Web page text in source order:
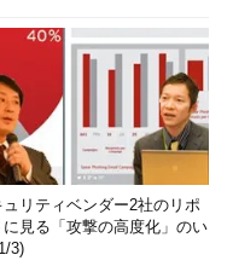
ュリティベンダー2社のリポ
に見る「攻撃の高度化」のい
3)